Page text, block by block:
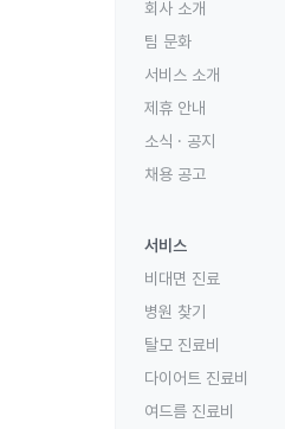
회사 소개
팀 문화
서비스 소개
제휴 안내
소식 · 공지
채용 공고
서비스
비대면 진료
병원 찾기
탈모 진료비
다이어트 진료비
여드름 진료비